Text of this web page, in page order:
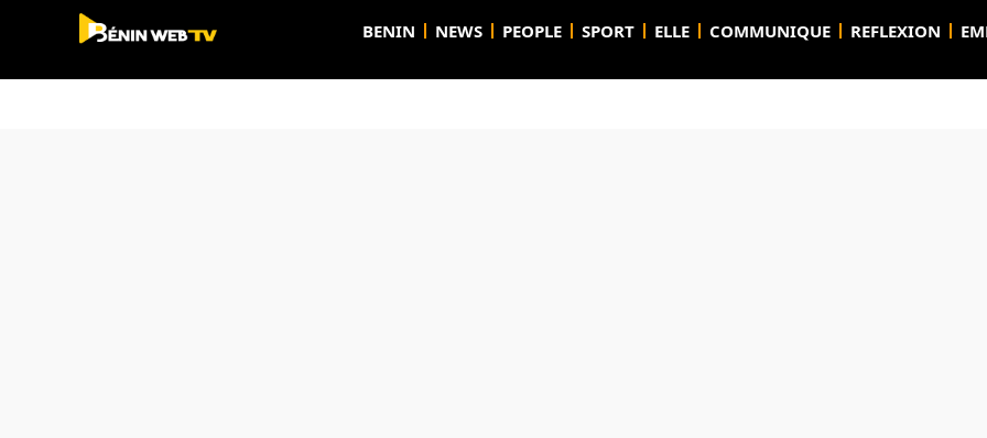
BENIN NEWS PEOPLE SPORT ELLE COMMUNIQUE REFLEXION